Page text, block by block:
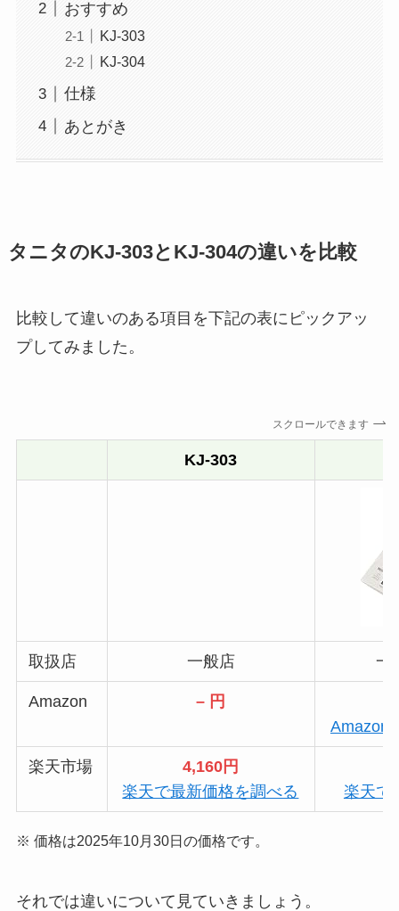
おすすめ
KJ-303
KJ-304
仕様
あとがき
タニタのKJ-303とKJ-304の違いを比較
比較して違いのある項目を下記の表にピックアッ
プしてみました。
スクロールできます
KJ-303
取扱店 一般店 一
Amazon
– 円
Amazon
楽天市場
4,160円
楽天で最新価格を調べる
楽天で
※ 価格は2025年10月30日の価格です。
それでは違いについて見ていきましょう。